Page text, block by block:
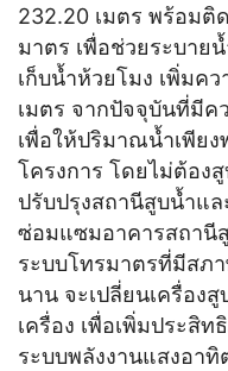
232.20 เมตร พร้อมติ
มาตร เพื่อช่วยระบาย
เก็บน้ำห้วยโมง เพิ่มค
เมตร จากปัจจุบันที่มีค
เพื่อให้ปริมาณน้ำเพีย
โครงการ โดยไม่ต้อง
ปรับปรุงสถานีสูบน้ำแ
ซ่อมแซมอาคารสถานี
ระบบโทรมาตรที่มีสภา
นาน จะเปลี่ยนเครื่อง
เครื่อง เพื่อเพิ่มประสิ
ระบบพลังงานแสงอา